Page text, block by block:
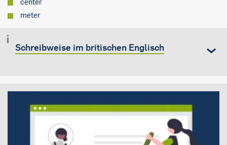
center
meter
Schreibweise im britischen Englisch